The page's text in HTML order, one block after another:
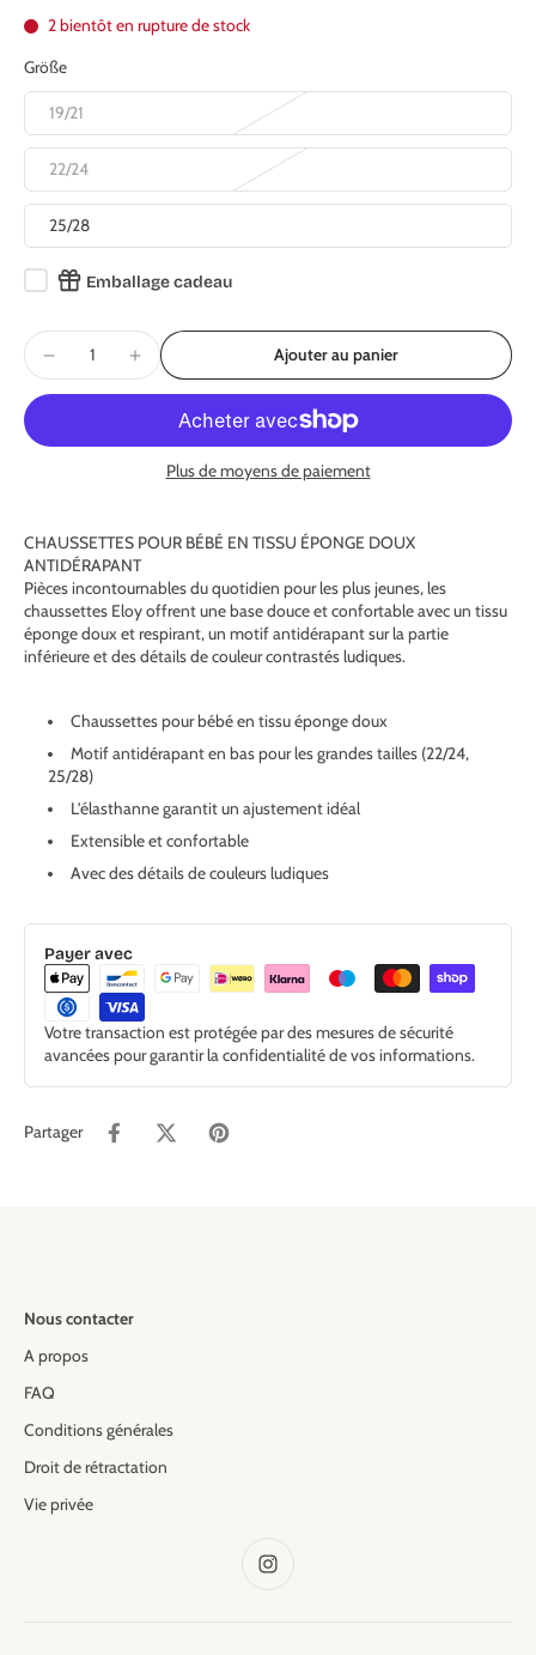
2 bientôt en rupture de stock
Größe
19/21
22/24
25/28
Emballage cadeau
Ajouter au panier
Plus de moyens de paiement
CHAUSSETTES POUR BÉBÉ EN TISSU ÉPONGE DOUX
ANTIDÉRAPANT
Pièces incontournables du quotidien pour les plus jeunes, les
chaussettes Eloy offrent une base douce et confortable avec un tissu
éponge doux et respirant, un motif antidérapant sur la partie
inférieure et des détails de couleur contrastés ludiques.
Chaussettes pour bébé en tissu éponge doux
Motif antidérapant en bas pour les grandes tailles (22/24,
25/28)
L’élasthanne garantit un ajustement idéal
Extensible et confortable
Avec des détails de couleurs ludiques
Payer avec
Votre transaction est protégée par des mesures de sécurité
avancées pour garantir la confidentialité de vos informations.
Partager
Nous contacter
A propos
FAQ
Conditions générales
Droit de rétractation
Vie privée